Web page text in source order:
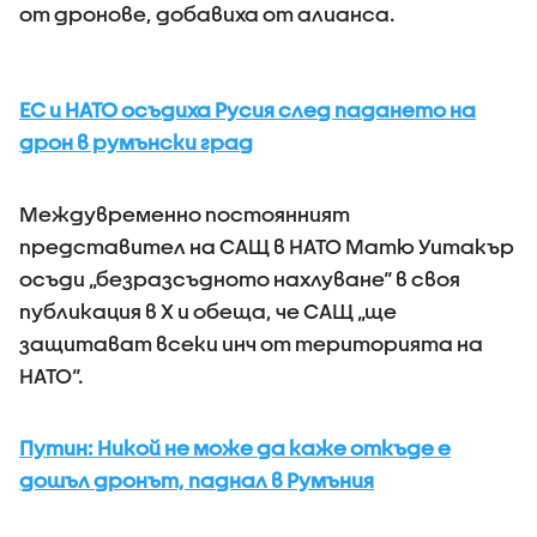
от дронове, добавиха от алианса.
ЕС и НАТО осъдиха Русия след падането на
дрон в румънски град
Междувременно постоянният
представител на САЩ в НАТО Матю Уитакър
осъди „безразсъдното нахлуване“ в своя
публикация в X и обеща, че САЩ „ще
защитават всеки инч от територията на
НАТО“.
Путин: Никой не може да каже откъде е
дошъл дронът, паднал в Румъния